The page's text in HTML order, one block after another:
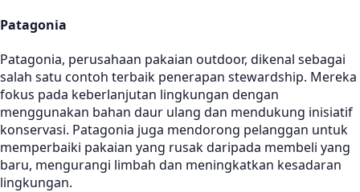
Patagonia
Patagonia, perusahaan pakaian outdoor, dikenal sebagai
salah satu contoh terbaik penerapan stewardship. Mereka
fokus pada keberlanjutan lingkungan dengan
menggunakan bahan daur ulang dan mendukung inisiatif
konservasi. Patagonia juga mendorong pelanggan untuk
memperbaiki pakaian yang rusak daripada membeli yang
baru, mengurangi limbah dan meningkatkan kesadaran
lingkungan.